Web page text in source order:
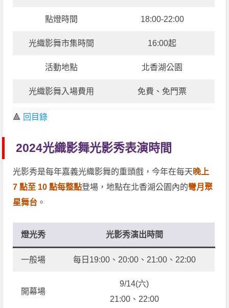
點燈時間 18:00-22:00
光織影舞市集時間 16:00起
活動地點 北香湖公園
光織影舞入場費用 免費、免門票
🔺 回目錄
2024光織影舞光影秀表演時間
光影秀是每年嘉義光織影舞的重頭戲，今年在每天 晚上
7 點至 10 點每整點登場，地點在北香湖公園內的彎月聚
星舞台 。
燈光秀 光影秀演出時間
一般場 每日19:00、20:00、21:00、22:00
開幕場
9/14(六)
21:00、22:00